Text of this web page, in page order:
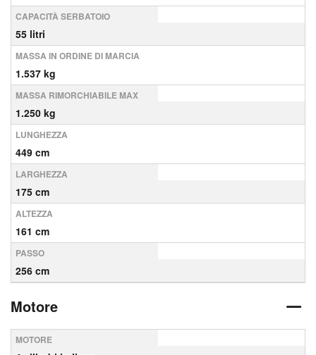
CAPACITÀ SERBATOIO
55 litri
MASSA IN ORDINE DI MARCIA
1.537 kg
MASSA RIMORCHIABILE MAX
1.250 kg
LUNGHEZZA
449 cm
LARGHEZZA
175 cm
ALTEZZA
161 cm
PASSO
256 cm
Motore
MOTORE